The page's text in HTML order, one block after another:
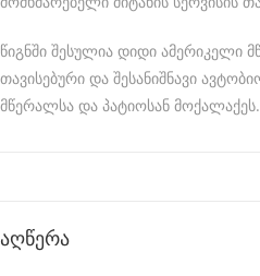
s
t
h
e
s
ერნესტ
ჰემინგუეი
წიგნში შესულია დიდი ამერიკელი
თავისებური და შესანიშნავი
მწერალსა და პატიოსან მოქალაქეს.
აღწერა